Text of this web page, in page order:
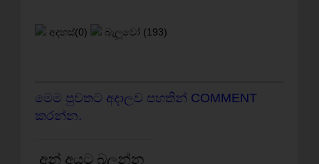
අදහස්(0) බැලූවෝ (193)
මෙම පුවතට අදාලව පහතින් COMMENT
කරන්න.
අන් අයට බලන්න